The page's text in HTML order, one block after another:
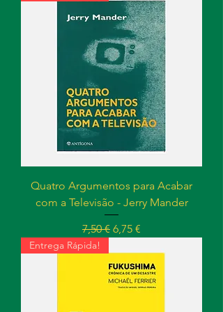
Quatro Argumentos para Acabar
com a Televisão - Jerry Mander
Preço normal
7,50 € Preço promocional
6,75 €
Entrega Rápida!